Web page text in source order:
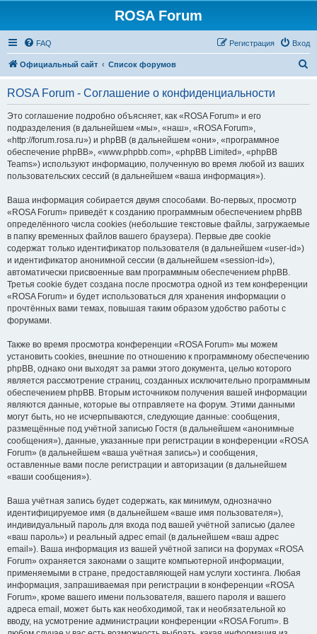
ROSA Forum
FAQ Вход
Регистрация
Официальный сайт Список форумов
ROSA Forum - Соглашение о конфиденциальности
Это соглашение подробно объясняет, как «ROSA Forum» и его
подразделения (в дальнейшем «мы», «наш», «ROSA Forum»,
«http://forum.rosa.ru») и phpBB (в дальнейшем «они», «программное
обеспечение phpBB», «www.phpbb.com», «phpBB Limited», «phpBB
Teams») используют информацию, полученную во время любой из ваших
пользовательских сессий (в дальнейшем «ваша информация»).
Ваша информация собирается двумя способами. Во-первых, просмотр
«ROSA Forum» приведёт к созданию программным обеспечением phpBB
определённого числа cookies (небольшие текстовые файлы, загружаемые
в папку временных файлов вашего браузера). Первые две cookie
содержат только идентификатор пользователя (в дальнейшем «user-id»)
и идентификатор анонимной сессии (в дальнейшем «session-id»),
автоматически присвоенные вам программным обеспечением phpBB.
Третья cookie будет создана после просмотра одной из тем конференции
«ROSA Forum» и будет использоваться для хранения информации о
прочтённых вами темах, повышая таким образом удобство работы с
форумами.
Также во время просмотра конференции «ROSA Forum» мы можем
установить cookies, внешние по отношению к программному обеспечению
phpBB, однако они выходят за рамки этого документа, целью которого
является рассмотрение страниц, созданных исключительно программным
обеспечением phpBB. Вторым источником получения вашей информации
являются данные, которые вы отправляете на форум. Этими данными
могут быть, но не исчерпываются, следующие данные: сообщения,
размещённые под учётной записью Гостя (в дальнейшем «анонимные
сообщения»), данные, указанные при регистрации в конференции «ROSA
Forum» (в дальнейшем «ваша учётная запись») и сообщения,
оставленные вами после регистрации и авторизации (в дальнейшем
«ваши сообщения»).
Ваша учётная запись будет содержать, как минимум, однозначно
идентифицируемое имя (в дальнейшем «ваше имя пользователя»),
индивидуальный пароль для входа под вашей учётной записью (далее
«ваш пароль») и реальный адрес email (в дальнейшем «ваш адрес
email»). Ваша информация из вашей учётной записи на форумах «ROSA
Forum» охраняется законами о защите компьютерной информации,
применяемыми в стране, предоставляющей нам услуги хостинга. Любая
информация, запрашиваемая при регистрации в конференции «ROSA
Forum», кроме вашего имени пользователя, вашего пароля и вашего
адреса email, может быть как необходимой, так и необязательной ко
вводу, на усмотрение администрации конференции «ROSA Forum». В